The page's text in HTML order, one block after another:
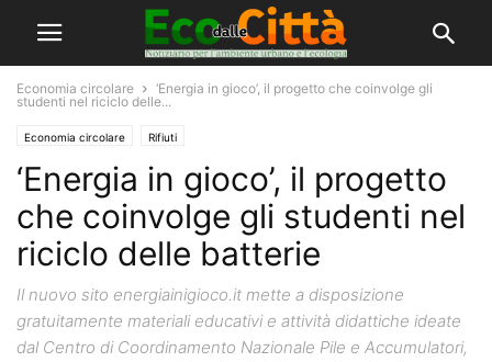
Economia circolare
‘Energia in gioco’, il progetto che coinvolge gli
studenti nel riciclo delle...
Economia circolare Rifiuti
‘Energia in gioco’, il progetto
che coinvolge gli studenti nel
riciclo delle batterie
Il nuovo sito energiainigioco.it mette a disposizione
gratuitamente materiali educativi e attività didattiche ideate
dal Centro di Coordinamento Nazionale Pile e Accumulatori,